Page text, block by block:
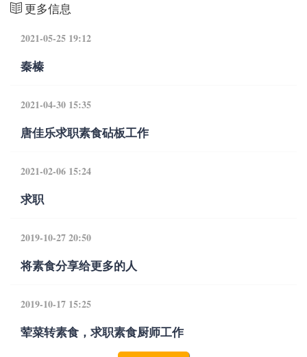
更多信息
2021-05-25 19:12
秦榛
2021-04-30 15:35
唐佳乐求职素食砧板工作
2021-02-06 15:24
求职
2019-10-27 20:50
将素食分享给更多的人
2019-10-17 15:25
荤菜转素食，求职素食厨师工作